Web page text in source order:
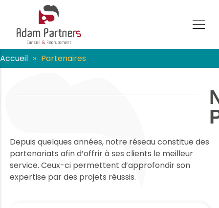
Accueil » Partenaires
Depuis quelques années, notre réseau constitue des
partenariats afin d’offrir à ses clients le meilleur
service. Ceux-ci permettent d’approfondir son
expertise par des projets réussis.